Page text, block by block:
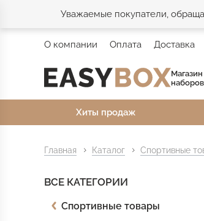
Уважаемые покупатели,
О компании Оплата Доставка
Хиты продаж
Главная Каталог Спортивные
ВСЕ КАТЕГОРИИ
Спортивные товары